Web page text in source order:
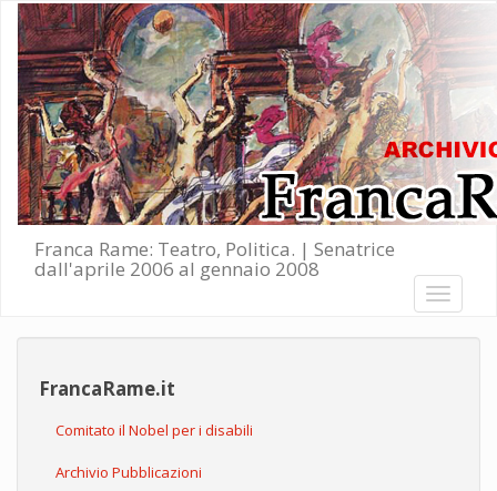
Salta al contenuto principale
Franca Rame: Teatro, Politica. | Senatrice
dall'aprile 2006 al gennaio 2008
Toggle
FrancaRame.it
Comitato il Nobel per i disabili
Archivio Pubblicazioni